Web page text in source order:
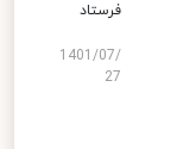
فرستاد
1401/07/
27